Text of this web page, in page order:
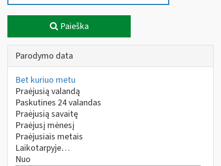
Paieška
Parodymo data
Bet kuriuo metu
Praėjusią valandą
Paskutines 24 valandas
Praėjusią savaitę
Praėjusį mėnesį
Praėjusiais metais
Laikotarpyje…
Nuo